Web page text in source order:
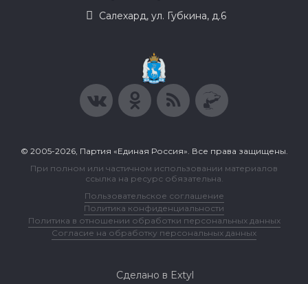
Салехард, ул. Губкина, д.6
© 2005-2026, Партия «Единая Россия». Все права защищены.
При полном или частичном использовании материалов
ссылка на ресурс обязательна.
Пользовательское соглашение
Политика конфиденциальности
Политика в отношении обработки персональных данных
Согласие на обработку персональных данных
Сделано в Extyl